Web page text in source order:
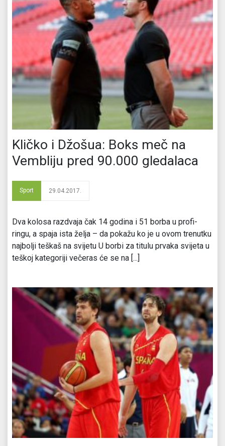
Kličko i Džošua: Boks meč na
Vembliju pred 90.000 gledalaca
Sport 29.04.2017.
Dva kolosa razdvaja čak 14 godina i 51 borba u profi-
ringu, a spaja ista želja – da pokažu ko je u ovom trenutku
najbolji teškaš na svijetu U borbi za titulu prvaka svijeta u
teškoj kategoriji večeras će se na [...]